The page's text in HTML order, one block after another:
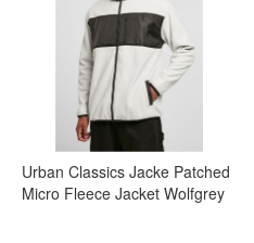
Urban Classics Jacke Patched
Micro Fleece Jacket Wolfgrey